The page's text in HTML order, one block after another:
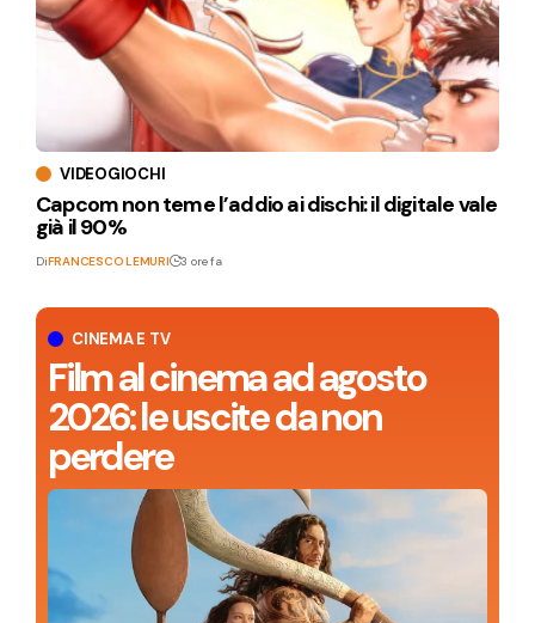
CINEMA E TV
Film al cinema ad agosto
2026: le uscite da non
perdere
VIDEOGIOCHI
Capcom non teme l’addio ai dischi: il digitale vale
già il 90%
DiFRANCESCO LEMURI 3 ore fa